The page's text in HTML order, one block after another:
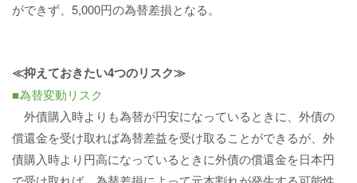
ができず、5,000円の為替差損となる。
≪抑えておきたい4つのリスク≫
■為替変動リスク
外債購入時よりも為替が円安になっているときに、外債の
償還金を受け取れば為替差益を受け取ることができるが、外
債購入時より円高になっているときに外債の償還金を日本円